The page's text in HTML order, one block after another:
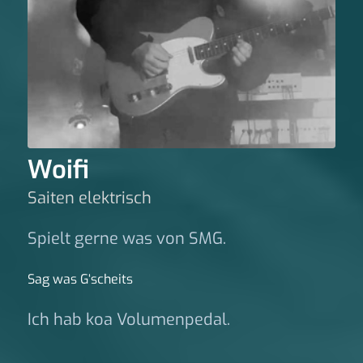
Woifi
Saiten elektrisch
Spielt gerne was von SMG.
Sag was G‘scheits
Ich hab koa Volumenpedal.